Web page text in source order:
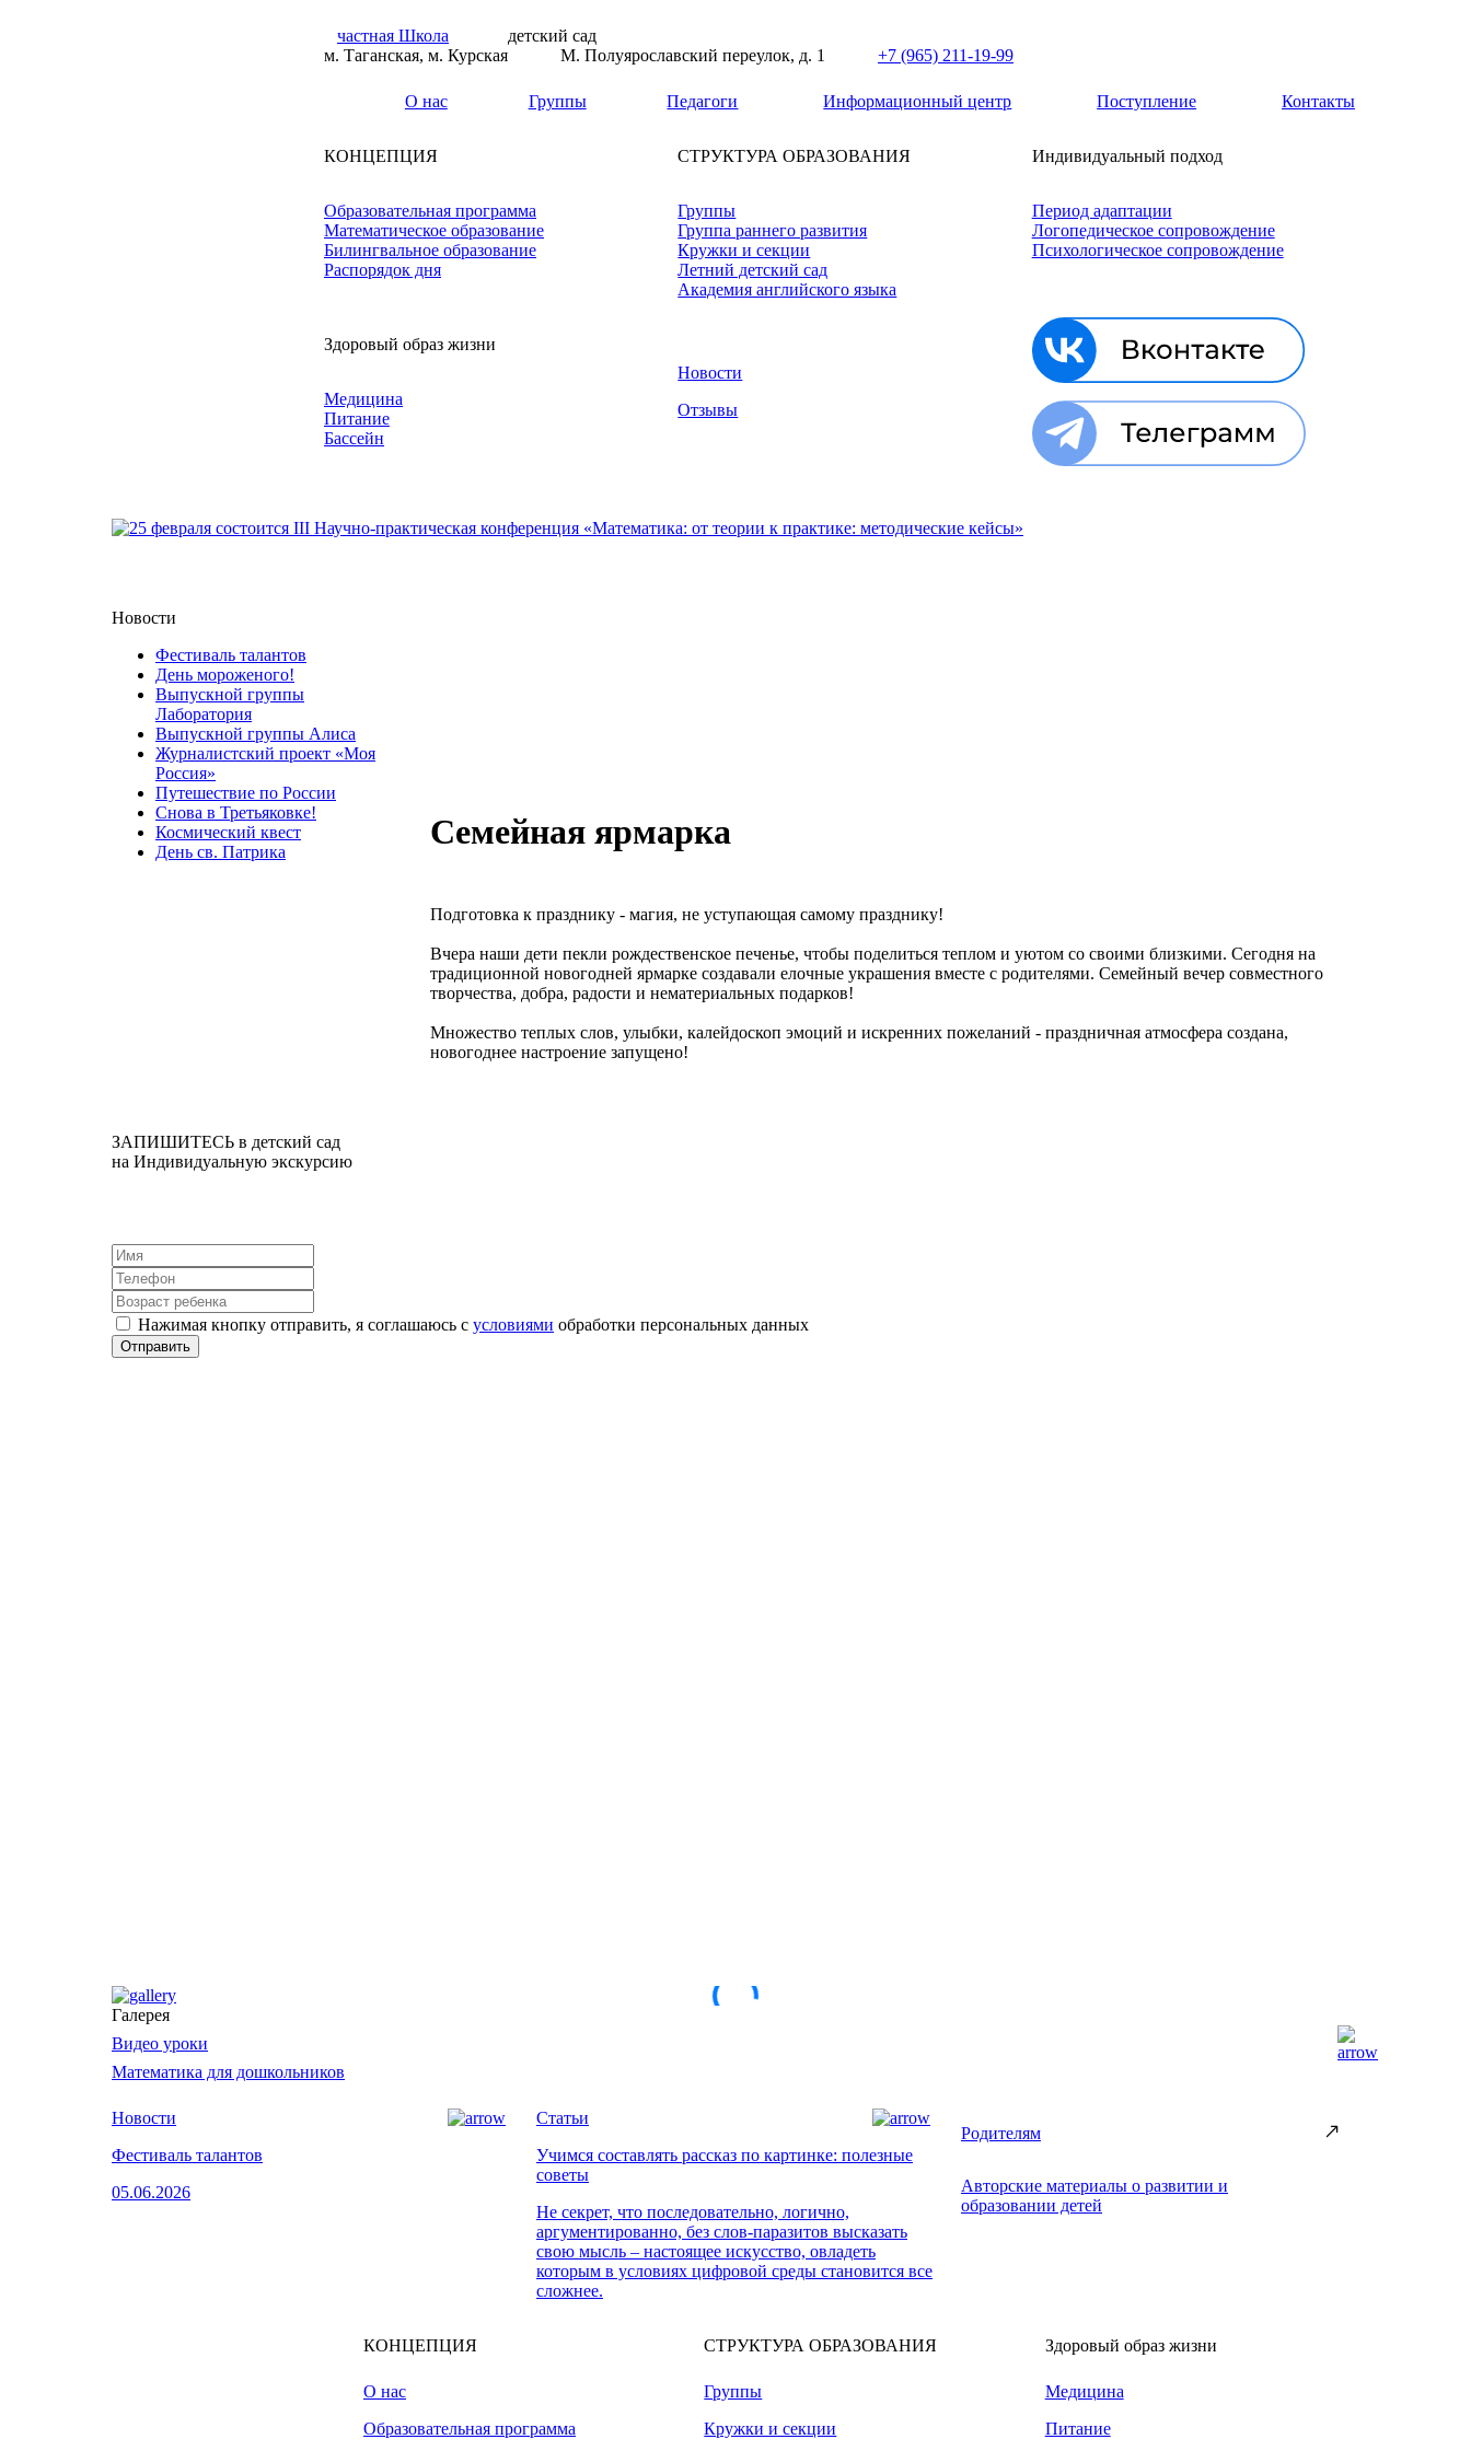
частная Школа
детский сад
м. Таганская, м. Курская
М. Полуярославский переулок, д. 1 +7 (965) 211-19-99
О нас Группы Педагоги Информационный центр Поступление Контакты
КОНЦЕПЦИЯ
Образовательная программа
Математическое образование
Билингвальное образование
Распорядок дня
СТРУКТУРА ОБРАЗОВАНИЯ
Группы
Группа раннего развития
Кружки и секции
Летний детский сад
Академия английского языка
Индивидуальный подход
Период адаптации
Логопедическое сопровождение
Психологическое сопровождение
Здоровый образ жизни
Медицина
Питание
Бассейн
Новости
Отзывы
Новости
Фестиваль талантов
День мороженого!
Выпускной группы
Лаборатория
Выпускной группы Алиса
Журналистский проект «Моя
Россия»
Путешествие по России
Снова в Третьяковке!
Космический квест
День св. Патрика
Семейная ярмарка
Подготовка к празднику - магия, не уступающая самому празднику!
Вчера наши дети пекли рождественское печенье, чтобы поделиться теплом и уютом со своими близкими. Сегодня на
традиционной новогодней ярмарке создавали елочные украшения вместе с родителями. Семейный вечер совместного
творчества, добра, радости и нематериальных подарков!
Множество теплых слов, улыбки, калейдоскоп эмоций и искренних пожеланий - праздничная атмосфера создана,
новогоднее настроение запущено!
ЗАПИШИТЕСЬ в детский сад
на Индивидуальную экскурсию
Нажимая кнопку отправить, я соглашаюсь с условиями обработки персональных данных
Галерея
Видео уроки
Математика для дошкольников
Новости
Фестиваль талантов
05.06.2026
Статьи
Учимся составлять рассказ по картинке: полезные
советы
Не секрет, что последовательно, логично,
аргументированно, без слов-паразитов высказать
свою мысль – настоящее искусство, овладеть
которым в условиях цифровой среды становится все
сложнее.
Родителям
Авторские материалы о развитии и
образовании детей
КОНЦЕПЦИЯ
О нас
Образовательная программа
СТРУКТУРА ОБРАЗОВАНИЯ
Группы
Кружки и секции
Здоровый образ жизни
Медицина
Питание